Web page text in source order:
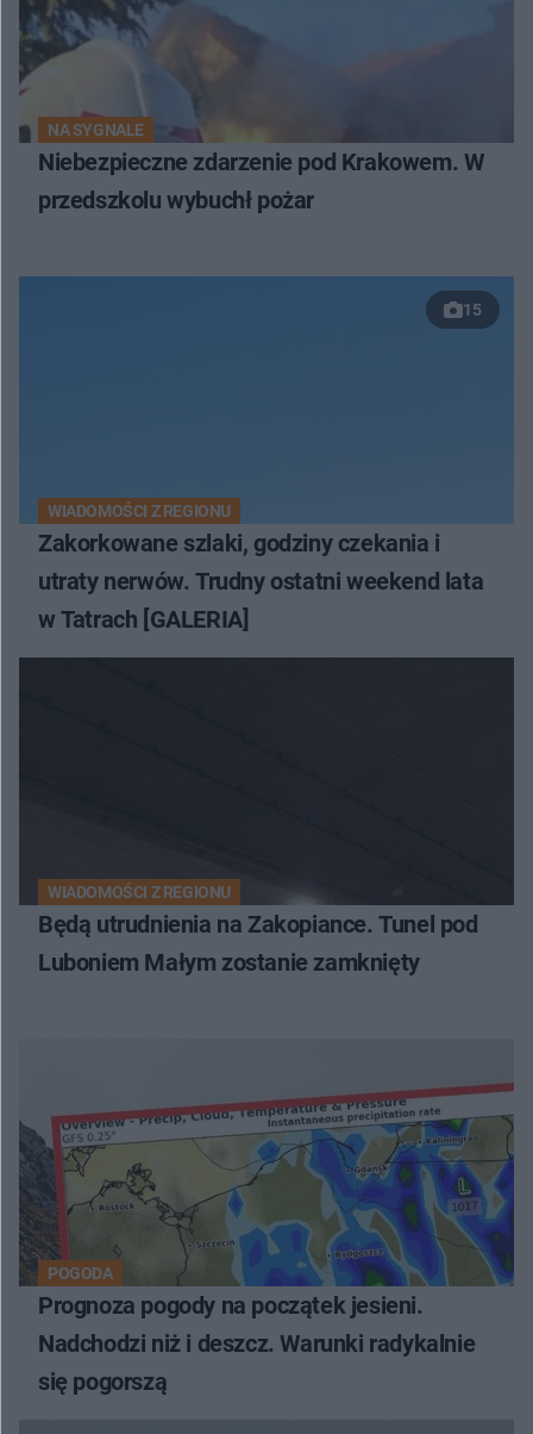
NA SYGNALE
Niebezpieczne zdarzenie pod Krakowem. W
przedszkolu wybuchł pożar
15
WIADOMOŚCI Z REGIONU
Zakorkowane szlaki, godziny czekania i
utraty nerwów. Trudny ostatni weekend lata
w Tatrach [GALERIA]
WIADOMOŚCI Z REGIONU
Będą utrudnienia na Zakopiance. Tunel pod
Luboniem Małym zostanie zamknięty
POGODA
Prognoza pogody na początek jesieni.
Nadchodzi niż i deszcz. Warunki radykalnie
się pogorszą